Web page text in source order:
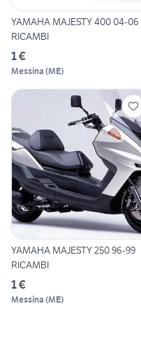
YAMAHA MAJESTY 400 04-06
RICAMBI
1 €
Messina (ME)
YAMAHA MAJESTY 250 96-99
RICAMBI
1 €
Messina (ME)